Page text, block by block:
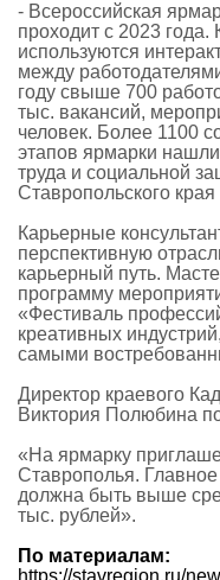
- Всероссийская
проходит с 2023 года.
используются
между
году свыше 700
тыс. вакансий,
человек. Более 1100
этапов ярмарки
труда и социальной
Ставропольского
Карьерные
перспективную
карьерный путь.
программу
«Фестиваль
креативных
самыми
Директор краевого
Виктория Полюбина
«На ярмарку
Ставрополья.
должна быть выше
тыс. рублей».
По материалам: